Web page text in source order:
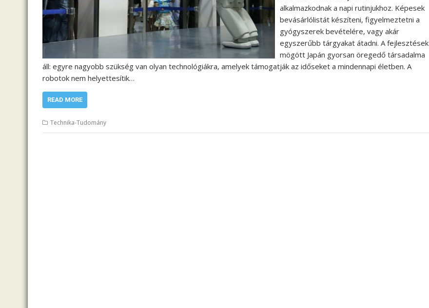
alkalmazkodnak a napi rutinjukhoz. Képesek
bevásárlólistát készíteni, figyelmeztetni a
gyógyszerek bevételére, vagy akár
egyszerűbb tárgyakat átadni. A fejlesztések
mögött Japán gyorsan öregedő társadalma
áll: egyre nagyobb szükség van olyan technológiákra, amelyek támogatják az időseket a mindennapi életben. A
robotok nem helyettesítik…
READ MORE
Technika-Tudomány